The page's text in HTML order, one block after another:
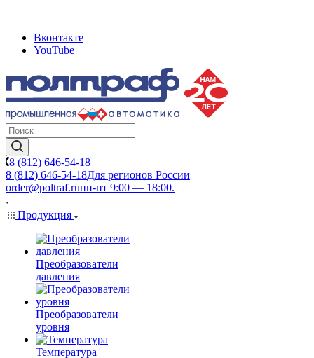
Вконтакте
YouTube
8 (812) 646-54-18
8 (812) 646-54-18Для регионов России
order@poltraf.ruпн-пт 9:00 — 18:00.
Продукция
Преобразователи
давления
Преобразователи
уровня
Температура